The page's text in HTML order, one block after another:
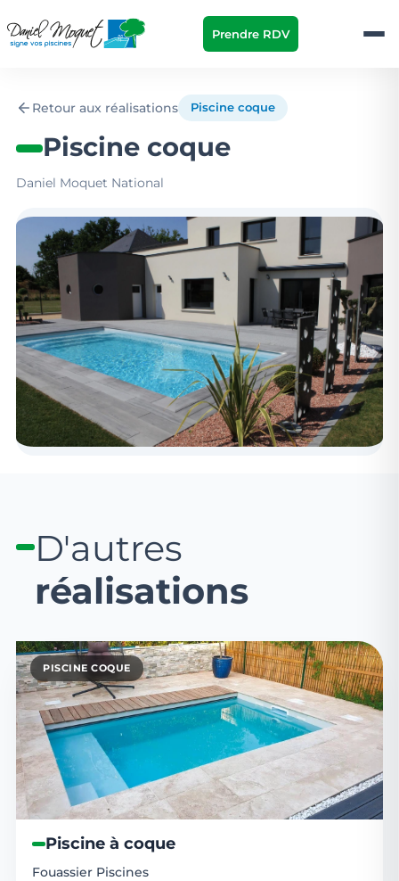
Prendre RDV
Retour aux réalisations Piscine coque
Piscine coque
Daniel Moquet National
D'autres
réalisations
PISCINE COQUE
Piscine à coque
Fouassier Piscines